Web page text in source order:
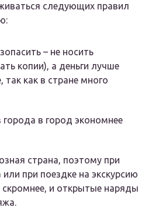
следующих правил
– не носить
копии), а деньги лучше
так как в стране много
города в город экономнее
страна, поэтому при
при поездке на экскурсию
и открытые наряды